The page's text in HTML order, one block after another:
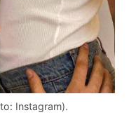
Instagram).